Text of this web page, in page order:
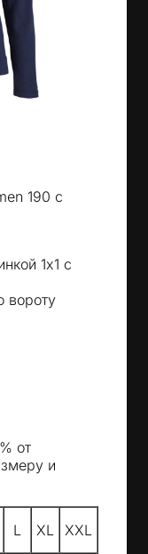
190 с
1х1 с
вороту
от
и
L XL XXL